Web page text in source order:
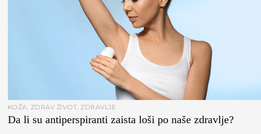
KOŽA, ZDRAV ŽIVOT, ZDRAVLJE
Da li su antiperspiranti zaista loši po naše zdravlje?